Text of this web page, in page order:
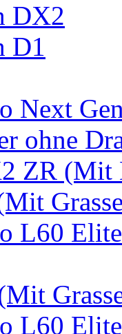
DX2
D1
Next
ohne
ZR (Mit
L60
L60